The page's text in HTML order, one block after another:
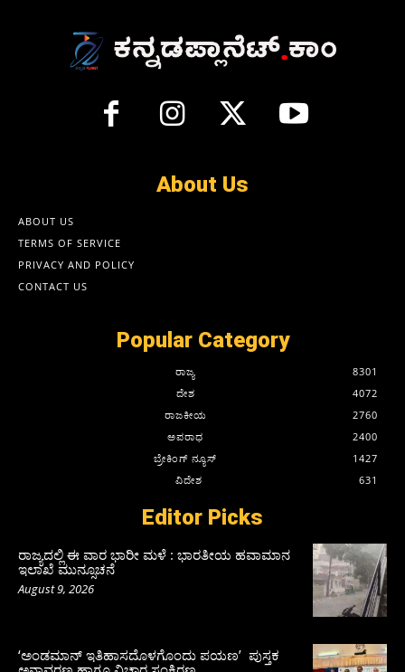
About Us
ABOUT US
TERMS OF SERVICE
PRIVACY AND POLICY
CONTACT US
Popular Category
ರಾಜ್ಯ
8301
ದೇಶ
4072
ರಾಜಕೀಯ
2760
ಅಪರಾಧ
2400
ಬ್ರೇಕಿಂಗ್ ನ್ಯೂಸ್
1427
ವಿದೇಶ
631
Editor Picks
ರಾಜ್ಯದಲ್ಲಿ ಈ ವಾರ ಭಾರೀ ಮಳೆ : ಭಾರತೀಯ ಹವಾಮಾನ
ಇಲಾಖೆ ಮುನ್ಸೂಚನೆ
August 9, 2026
‘ಅಂಡಮಾನ್ ಇತಿಹಾಸದೊಳಗೊಂದು ಪಯಣ’ ಪುಸ್ತಕ